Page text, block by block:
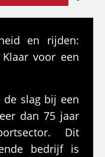
en rijden:
voor een
de slag bij een
dan 75 jaar
Dit
bedrijf is